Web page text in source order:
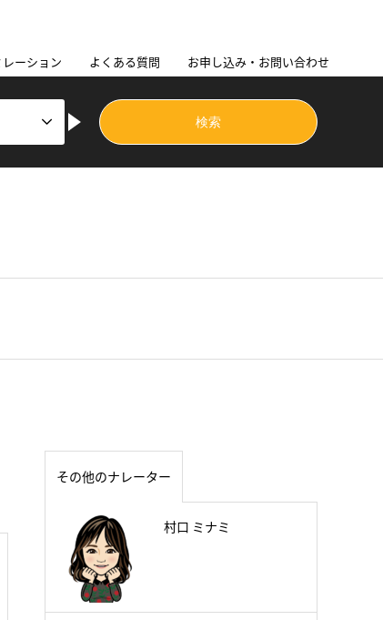
ーション よくある質問 お申し込み・お問い合わせ
その他のナレーター
村口 ミナミ